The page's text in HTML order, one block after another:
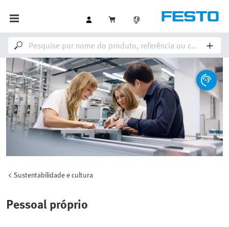
Sustentabilidade e cultura
Pessoal próprio